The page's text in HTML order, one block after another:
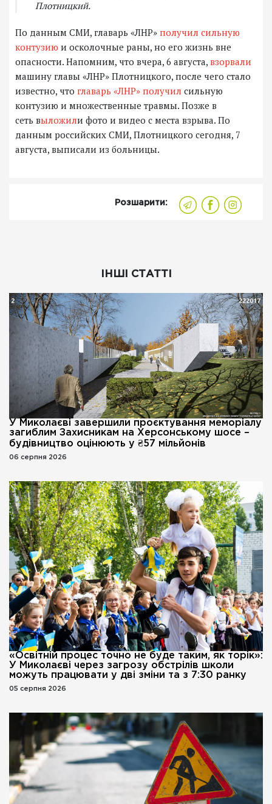
Плотницкий.
По данным СМИ, главарь «ЛНР» получил сильную
контузию и осколочные раны, но его жизнь вне
опасности. Напомним, что вчера, 6 августа, взорвали
машину главы «ЛНР» Плотницкого, после чего стало
известно, что главарь «ЛНР» получил сильную
контузию и множественные травмы. Позже в
сеть выложили фото и видео с места взрыва. По
данным российских СМИ, Плотницкого сегодня, 7
августа, выписали из больницы.
Розшарити:
ІНШІ СТАТТІ
У Миколаєві завершили проєктування меморіалу
загиблим Захисникам на Херсонському шосе –
будівництво оцінюють у ₴57 мільйонів
06 серпня 2026
«Освітній процес точно не буде таким, як торік»:
У Миколаєві через загрозу обстрілів школи
можуть працювати у дві зміни та з 7:30 ранку
05 серпня 2026